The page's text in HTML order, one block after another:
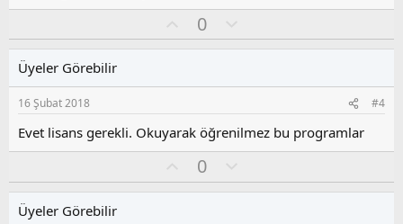
y
0
l
s
u
z
o
l
Üyeler Görebilir
16 Şubat 2018 #4
Evet lisans gerekli. Okuyarak öğrenilmez bu programlar
y
0
l
Üyeler Görebilir